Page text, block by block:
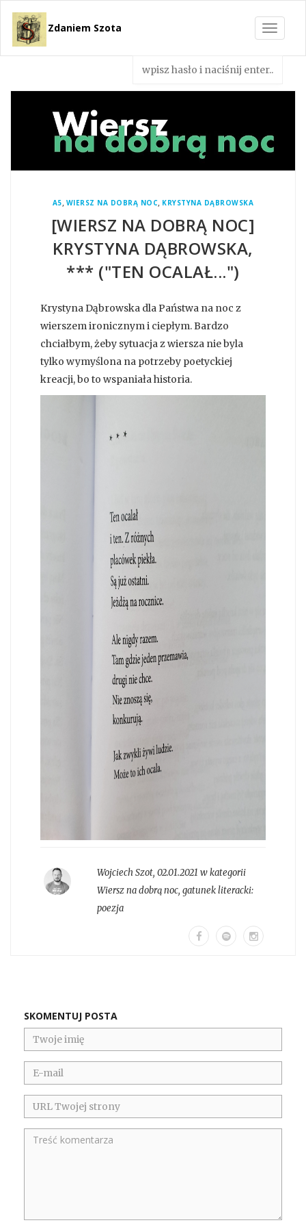
Toggle
Zdaniem Szota
A5, WIERSZ NA DOBRĄ NOC, KRYSTYNA DĄBROWSKA
[WIERSZ NA DOBRĄ NOC]
KRYSTYNA DĄBROWSKA,
*** ("TEN OCALAŁ...")
Krystyna Dąbrowska dla Państwa na noc z
wierszem ironicznym i ciepłym. Bardzo
chciałbym, żeby sytuacja z wiersza nie byla
tylko wymyślona na potrzeby poetyckiej
kreacji, bo to wspaniała historia.
Wojciech Szot, 02.01.2021 w kategorii
Wiersz na dobrą noc, gatunek literacki:
poezja
SKOMENTUJ POSTA